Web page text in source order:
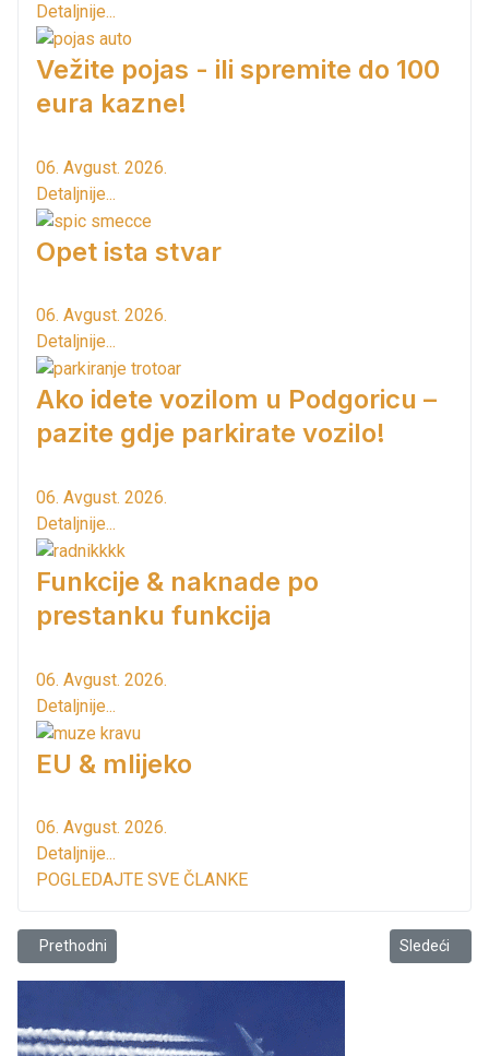
Detaljnije...
Vežite pojas - ili spremite do 100
eura kazne!
06. Avgust. 2026.
Detaljnije...
Opet ista stvar
06. Avgust. 2026.
Detaljnije...
Ako idete vozilom u Podgoricu –
pazite gdje parkirate vozilo!
06. Avgust. 2026.
Detaljnije...
Funkcije & naknade po
prestanku funkcija
06. Avgust. 2026.
Detaljnije...
EU & mlijeko
06. Avgust. 2026.
Detaljnije...
POGLEDAJTE SVE ČLANKE
Prethodni članak: Alexandar Dragićević: Jutros na terenu
Prethodni Sledeći
Sledeći